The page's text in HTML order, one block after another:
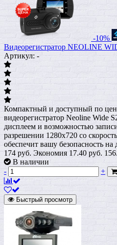
-10%
Видеорегистратор NEOLINE
Артикул: -
Компактный и доступный по
видеорегистратор Neoline Wide
дисплеем и возможностью
разрешении 1280x720 со
обеспечит вашу безопасность на
174 руб. Экономия 17.40 руб.
В наличии
-
+
Быстрый просмотр